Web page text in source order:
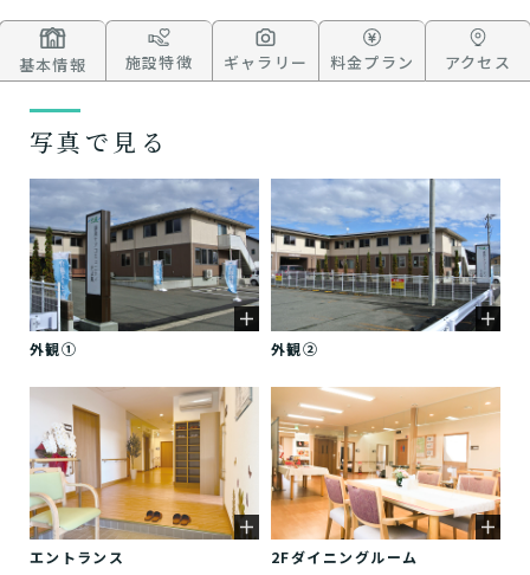
基本情報 施設特徴 ギャラリー 料金プラン アクセス
写真で見る
外観① 外観②
エントランス 2Fダイニングルーム